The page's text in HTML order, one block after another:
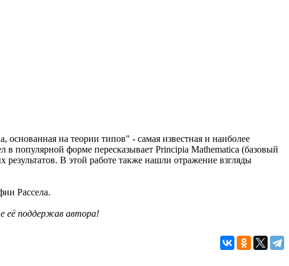
на теории типов" - самая известная и наиболее
популярной форме пересказывает Principia Mathematica (базовый
В этой работе также нашли отражение взгляды
Рассела.
её поддержав автора!